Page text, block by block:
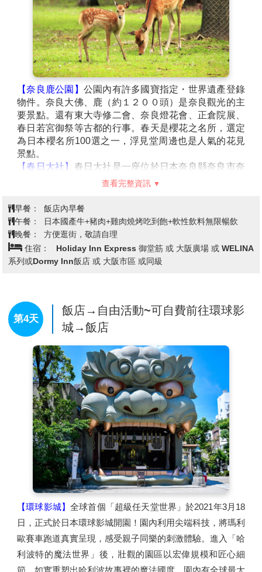
【奈良鹿公園】 公園內有許多國寶指定・世界遺產登錄
物件。奈良大佛、鹿（約１２００頭）是奈良觀光的主
要景點。還有東大寺修二會、奈良燈花會、正倉院展、
春日若宮御祭等古都的行事。春天是櫻花之名所，選定
為日本櫻名所100選之一，浮見堂周邊也是人氣的花見
景點。
【春日大社】 春日大社是一座位於日本奈良縣奈良市奈
良公園內的神社。舊時被稱作春日神社。建於和銅二
根命和比賣神。神社例祭日為
不比等。作為古都奈良的文化財的一部分，而被登入世
界文化遺產之列。為二十二社之一。
【日本登記免稅店】
琳瑯滿目各式各樣的禮品，讓您充
份選購親朋好友的禮物。
有風景秀麗的庭園和亭台樓閣。漫步河邊，奇花异卉，
滿目青翠，充滿詩情畫意。
【LaLaport & 三井OUTLET PARK
區第一間位在市區的Outlet購物中心，集結三井集團兩
大品牌的最新複合式商場。
查看完整資訊
早餐：
飯店內早餐
午餐：
日本國產牛+豬肉+雞肉燒烤吃到飽+軟性飲料無限暢飲
晚餐：
方便逛街，敬請自理
住宿：
Holiday Inn Express 御堂筋 或 大阪廣場 或 WELINA
系列或Dormy Inn飯店 或 大阪市區 或同級
第4天
飯店→自由活動~可自費前往環球影
城→飯店
【環球影城】 全球首個「超級任天堂世界」於2021年3月18
日，正式於日本環球影城開園！園內利用尖端科技，將瑪利
歐賽車跑道真實呈現，感受親子同樂的刺激體驗。進入「哈
利波特的魔法世界」後，壯觀的園區以宏偉規模和匠心細
節，如實重塑出哈利波故事裡的魔法國度。園內有全球最大